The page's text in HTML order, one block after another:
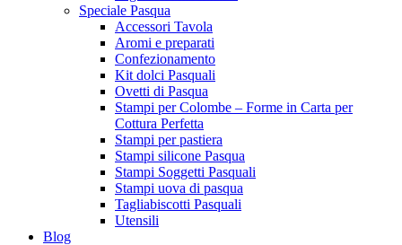
Speciale Pasqua
Accessori Tavola
Aromi e preparati
Confezionamento
Kit dolci Pasquali
Ovetti di Pasqua
Stampi per Colombe – Forme in Carta per
Cottura Perfetta
Stampi per pastiera
Stampi silicone Pasqua
Stampi Soggetti Pasquali
Stampi uova di pasqua
Tagliabiscotti Pasquali
Utensili
Blog